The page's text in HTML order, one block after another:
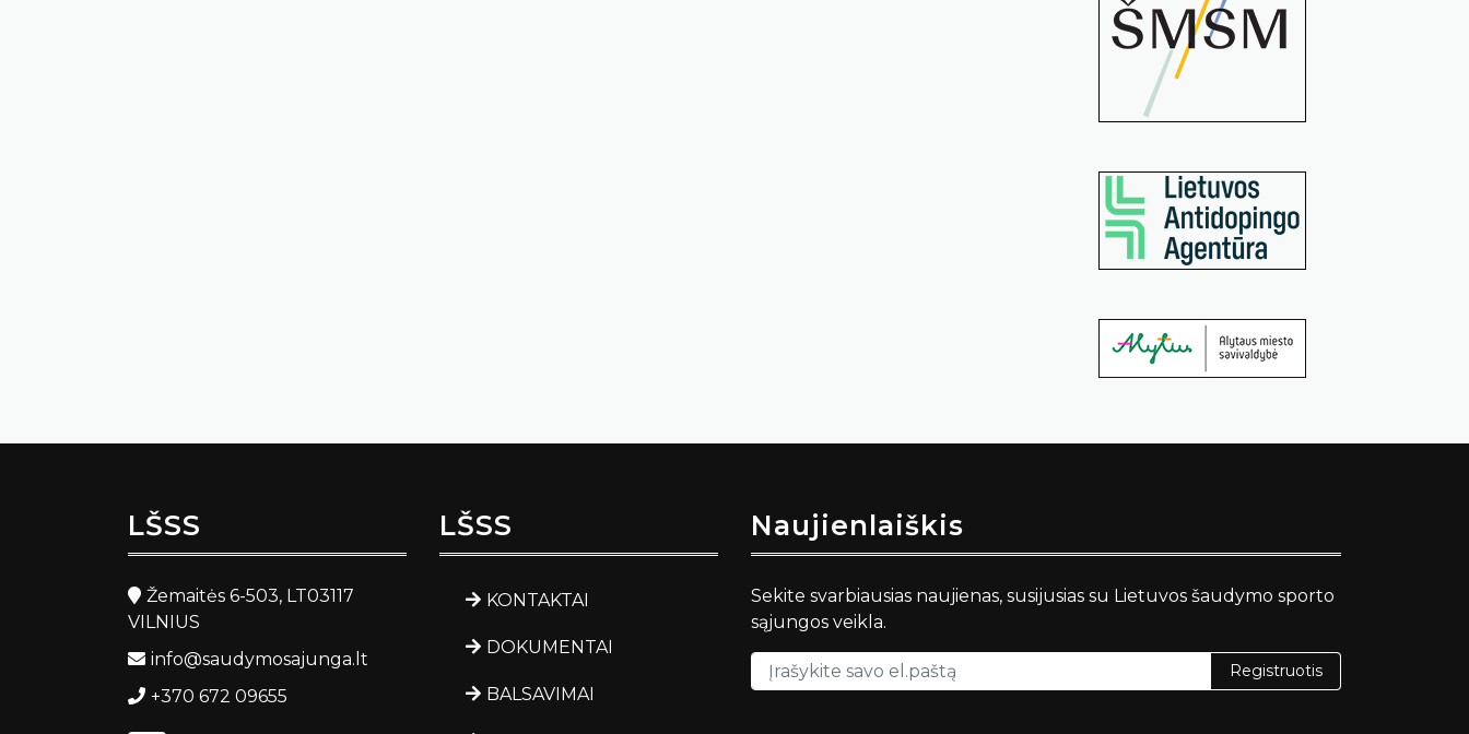
LŠSS
Žemaitės 6-503, LT03117
VILNIUS
info@saudymosajunga.lt
+370 672 09655
LŠSS
KONTAKTAI
DOKUMENTAI
BALSAVIMAI
Naujienlaiškis
Sekite svarbiausias naujienas, susijusias su Lietuvos šaudymo sporto
sąjungos veikla.
Registruotis